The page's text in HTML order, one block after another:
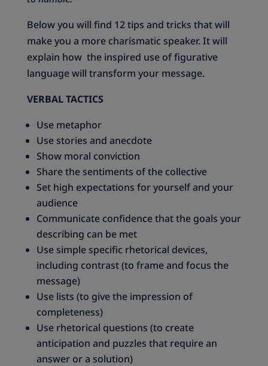
Below you will find 12 tips and tricks that will
make you a more charismatic speaker. It will
explain how the inspired use of figurative
language will transform your message.
VERBAL TACTICS
Use metaphor
Use stories and anecdote
Show moral conviction
Share the sentiments of the collective
Set high expectations for yourself and your
audience
Communicate confidence that the goals your
describing can be met
Use simple specific rhetorical devices,
including contrast (to frame and focus the
message)
Use lists (to give the impression of
completeness)
Use rhetorical questions (to create
anticipation and puzzles that require an
answer or a solution)